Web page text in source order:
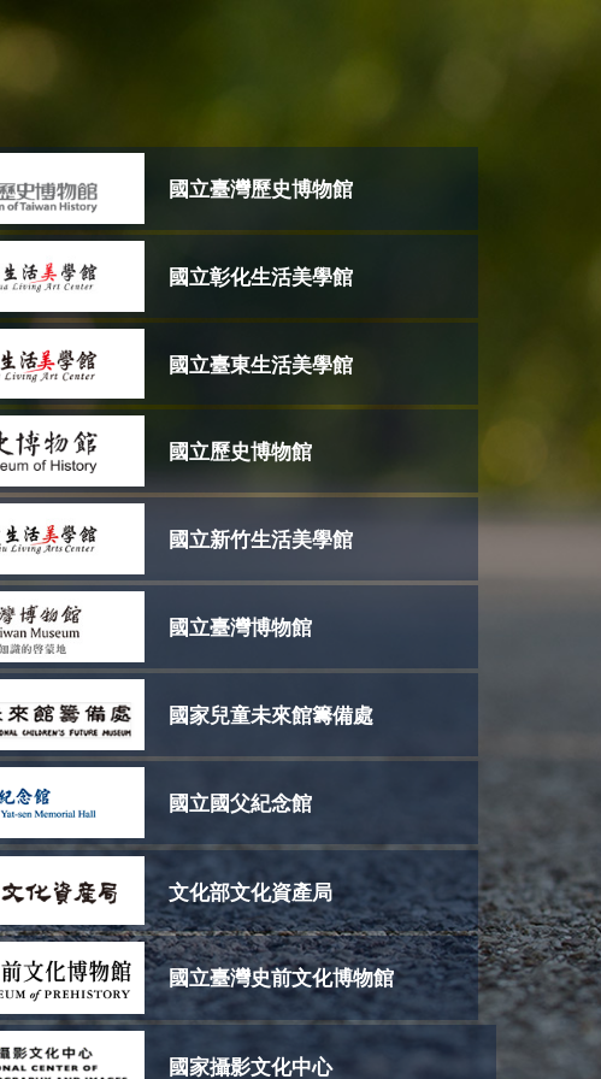
國立臺灣歷史博物館
國立彰化生活美學館
國立臺東生活美學館
國立歷史博物館
國立新竹生活美學館
國立臺灣博物館
國家兒童未來館籌備處
國立國父紀念館
文化部文化資產局
國立臺灣史前文化博物館
國家攝影文化中心